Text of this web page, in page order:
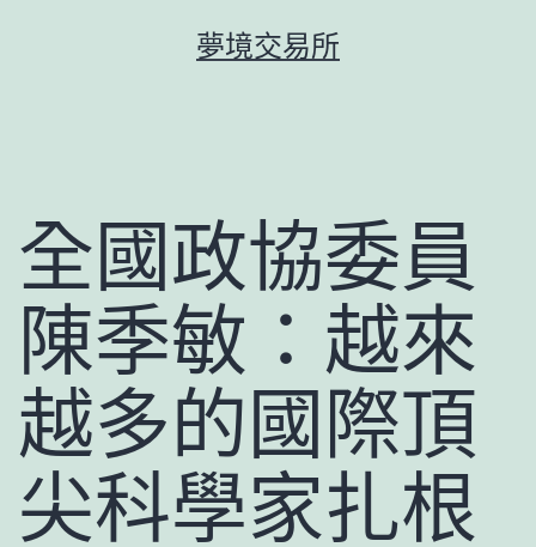
夢境交易所
全國政協委員
陳季敏：越來
越多的國際頂
尖科學家扎根